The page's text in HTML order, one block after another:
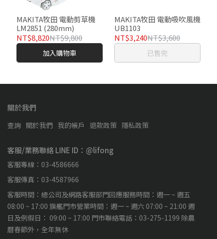
MAKITA牧田 電動剪草機
LM2851 (280mm)
NT$8,820NT$9,800
加入購物車
MAKITA牧田 電動吸吹風機
UB1103
NT$3,240NT$3,600
已售完
關於我們
查詢 關於我們 我的帳戶 退款政策 隱私政策
客服/業務聯絡 LINE ID：@lifong
客服專線：03-4586666
客服傳真：03-4587966
客服時間：總公司及網路客服部門回應服務時間：週一 ~ 週五
08:00 ~ 17:00 旗艦門市營業時間：週一 ~ 週六 07:00 ~ 21:00 週
日及例假日： 09:00 ~ 17:00 門市聯絡電話：03-275-1199 除農
曆春節外，全年無休